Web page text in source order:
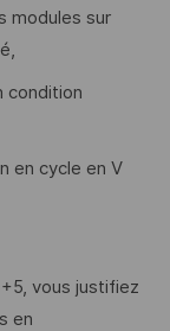
modules sur
condition
en cycle en V
vous justifiez
en